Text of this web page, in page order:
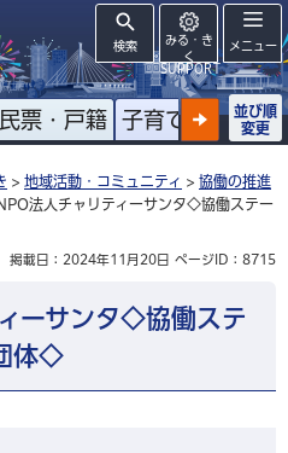
検索
みる・き
く
SUPPORT
メニュー
票・戸籍 子育て 高齢者
並び順
変更
> 地域活動・コミュニティ > 協働の推進
法人チャリティーサンタ◇協働ステー
掲載日：2024年11月20日 ページID：8715
ーサンタ◇協働ステ
体◇